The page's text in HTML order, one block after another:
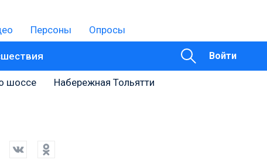
Персоны Опросы
Войти
шоссе
Набережная Тольятти